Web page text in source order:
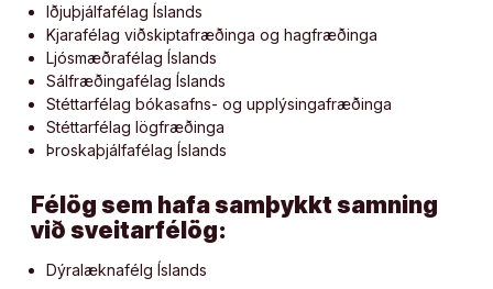
Iðjuþjálfafélag Íslands
Kjarafélag viðskiptafræðinga og hagfræðinga
Ljósmæðrafélag Íslands
Sálfræðingafélag Íslands
Stéttarfélag bókasafns- og upplýsingafræðinga
Stéttarfélag lögfræðinga
Þroskaþjálfafélag Íslands
Félög sem hafa samþykkt samning
við sveitarfélög:
Dýralæknafélg Íslands